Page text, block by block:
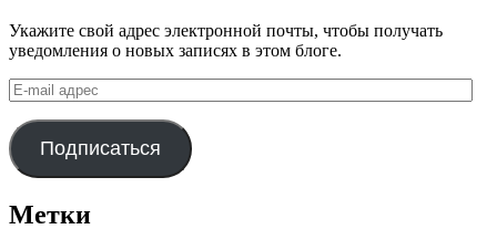
Укажите свой адрес электронной почты, чтобы получать
уведомления о новых записях в этом блоге.
E-
mail
адрес
Подписаться
Метки